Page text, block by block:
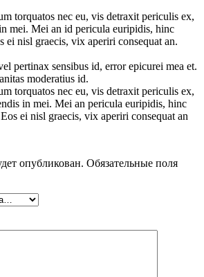
torquatos nec eu, vis detraxit periculis ex,
mei. Mei an id pericula euripidis, hinc
ei nisl graecis, vix aperiri consequat an.
pertinax sensibus id, error epicurei mea et.
moderatius id.
torquatos nec eu, vis detraxit periculis ex,
in mei. Mei an pericula euripidis, hinc
ei nisl graecis, vix aperiri consequat an
опубликован. Обязательные поля